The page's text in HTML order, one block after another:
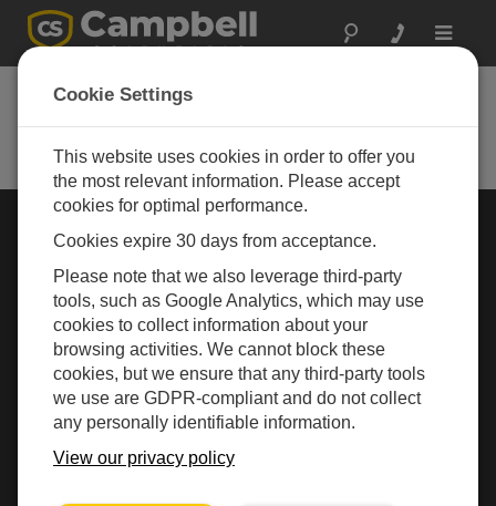
Toggle
Rugged Monitoring
application
行业选择 »
气象
Cookie Settings
This website uses cookies in order to offer you
the most relevant information. Please accept
cookies for optimal performance.
Cookies expire 30 days from acceptance.
Please note that we also leverage third-party
tools, such as Google Analytics, which may use
cookies to collect information about your
browsing activities. We cannot block these
cookies, but we ensure that any third-party tools
we use are GDPR-compliant and do not collect
any personally identifiable information.
View our privacy policy